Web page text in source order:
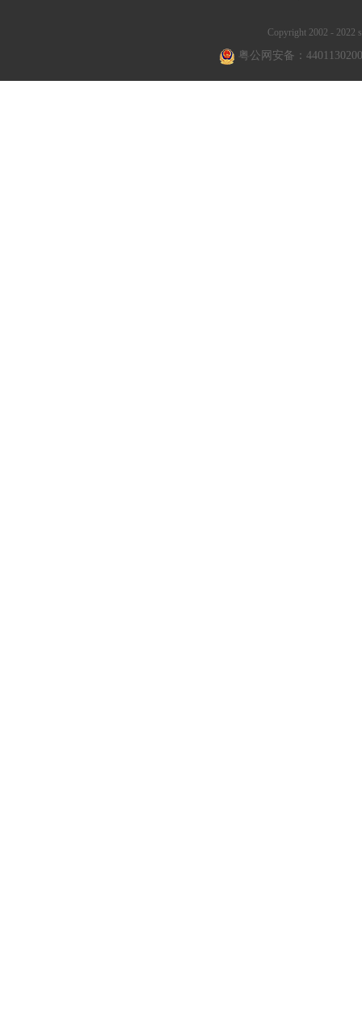
Copyright 2002 - 2022
粤公网安备：